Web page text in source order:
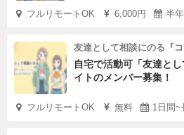
フルリモートOK 6,000円 半
友達として相談にのる『コ
自宅で活動可「友達と
イトのメンバー募集！
フルリモートOK 無料 1日間~